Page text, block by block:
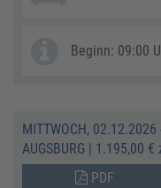
Beginn: 09:00
MITTWOCH, 02.12.2026
AUGSBURG | 1.195,00 €
PDF